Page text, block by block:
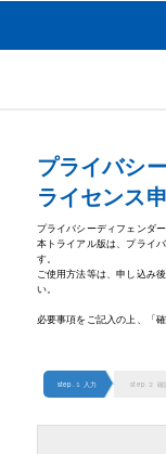
プライバシ
ライセンス
プライバシーディフェンダ
本トライアル版は、プライ
す。
ご使用方法等は、申し込み
い。
必要事項をご記入の上、「
step.１ 入力 step.２ 確